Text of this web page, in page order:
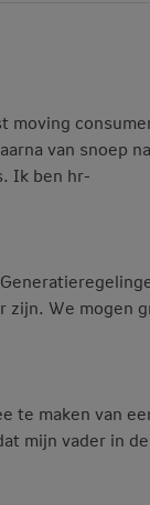
moving
van snoep
Ik ben hr-
zijn. We mogen
te maken van
mijn vader in